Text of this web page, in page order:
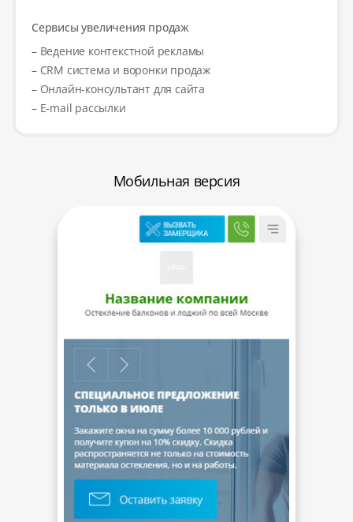
Сервисы увеличения продаж
– Ведение контекстной рекламы
– CRM система и воронки продаж
– Онлайн-консультант для сайта
– E-mail рассылки
Мобильная версия